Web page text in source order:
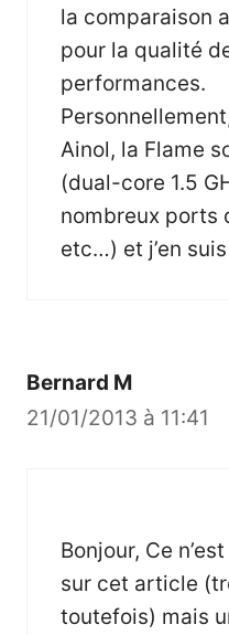
la comparaison
pour la qualité
performances.
Ainol, la Flame
(dual-core 1.5
nombreux ports
etc…) et j’en
Bernard M
21/01/2013 à 11:41
Bonjour, Ce
sur cet article
toutefois) mais